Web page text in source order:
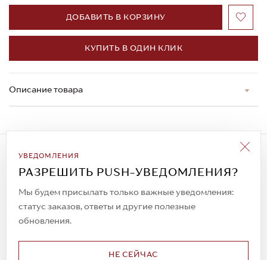
ДОБАВИТЬ В КОРЗИНУ
КУПИТЬ В ОДИН КЛИК
Описание товара
УВЕДОМЛЕНИЯ
РАЗРЕШИТЬ PUSH-УВЕДОМЛЕНИЯ?
Мы будем присылать только важные уведомления:
статус заказов, ответы и другие полезные
обновления.
НЕ СЕЙЧАС
Подписаться на рассылку
Всегда будьте в курсе новых акций и
спецпредложений!
© 2023. AIT Shoes
Все права защищены